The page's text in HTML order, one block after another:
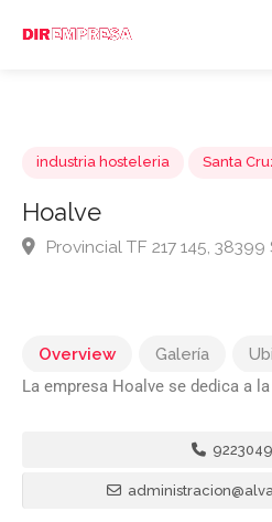
Hoalve
Overview Galería
La empresa Hoalve se dedica a